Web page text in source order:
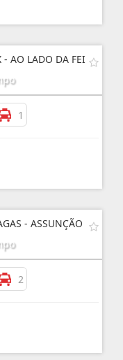
- AO LADO DA FEI
1
- ASSUNÇÃO
2